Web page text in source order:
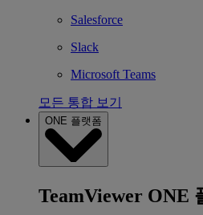
Salesforce
Slack
Microsoft Teams
모든 통합 보기
ONE 플랫폼
TeamViewer ONE